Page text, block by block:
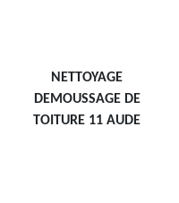
NETTOYAGE
DEMOUSSAGE DE
TOITURE 11 AUDE